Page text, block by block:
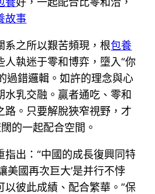
故事
系之所以艱苦頻現，根包養
人執迷于零和博弈，墮入“你
過錯邏輯。如許的理念與心
水乳交融。贏者通吃、零和
路。只要解脫狹窄視野，才
的一起配合空間。
指出：“中國的成長復興同特
美國再次巨大’是并行不悖
以彼此成績、配合繁華。”保